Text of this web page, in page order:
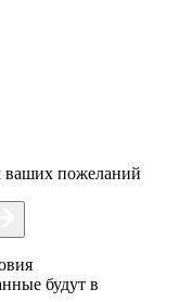
ваших пожеланий
будут в